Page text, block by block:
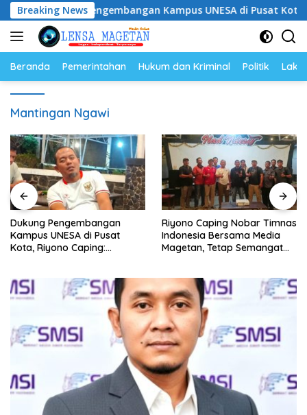
Langsung
ke
konten
Breaking News
Pengembangan Kampus UNESA di Pusat Kota,
Beranda Pemerintahan Hukum dan Kriminal Politik
Mantingan Ngawi
Dukung Pengembangan
Kampus UNESA di Pusat
Kota, Riyono Caping:
Riyono Caping Nobar Timnas
Indonesia Bersama Media
Magetan, Tetap Semangat